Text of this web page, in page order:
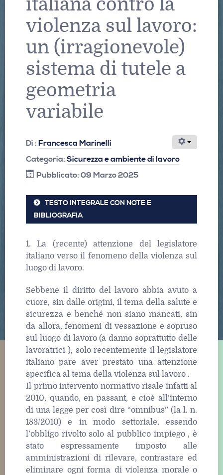
italiana contro la
violenza sul lavoro:
un (irragionevole)
sistema di tutele a
geometria
variabile
Di : Francesca Marinelli
Categoria: Sicurezza e ambiente di lavoro
Pubblicato: 09 Marzo 2025
TESTO INTEGRALE CON NOTE E
BIBLIOGRAFIA
1. La (recente) attenzione del legislatore
italiano verso il fenomeno della violenza sul
luogo di lavoro.
Sebbene il diritto del lavoro abbia avuto a
cuore, sin dalle origini, il tema della salute e
sicurezza e benché non siano mancati, sin
da allora, fenomeni di vessazione e sopruso
sul luogo di lavoro (a danno soprattutto delle
lavoratrici ), solo recentemente il legislatore
italiano pare aver prestato una attenzione
specifica al tema della violenza sul lavoro .
Il primo intervento normativo risale infatti al
2010, quando, en passant, e cioè all’interno
di una legge per così dire “omnibus” (la l. n.
183/2010) e in modo settoriale, essendo
l’obbligo rivolto solo al pubblico impiego , è
stato espressamente imposto alle
amministrazioni di rilevare, contrastare ed
eliminare ogni forma di violenza morale o